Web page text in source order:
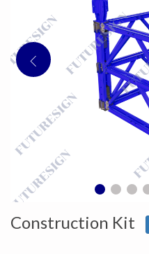
Construction Kit